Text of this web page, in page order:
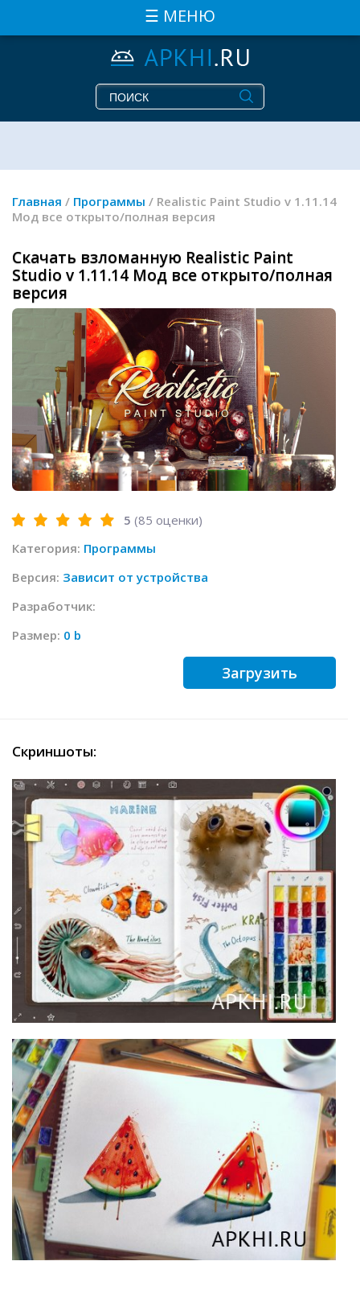
☰ МЕНЮ
Главная / Программы / Realistic Paint Studio v 1.11.14
Мод все открыто/полная версия
Скачать взломанную Realistic Paint
Studio v 1.11.14 Мод все открыто/полная
версия
5 (85 оценки)
Категория: Программы
Версия: Зависит от устройства
Разработчик:
Размер: 0 b
Загрузить
Скриншоты: